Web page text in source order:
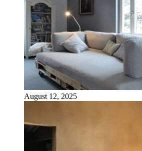
August 12, 2025